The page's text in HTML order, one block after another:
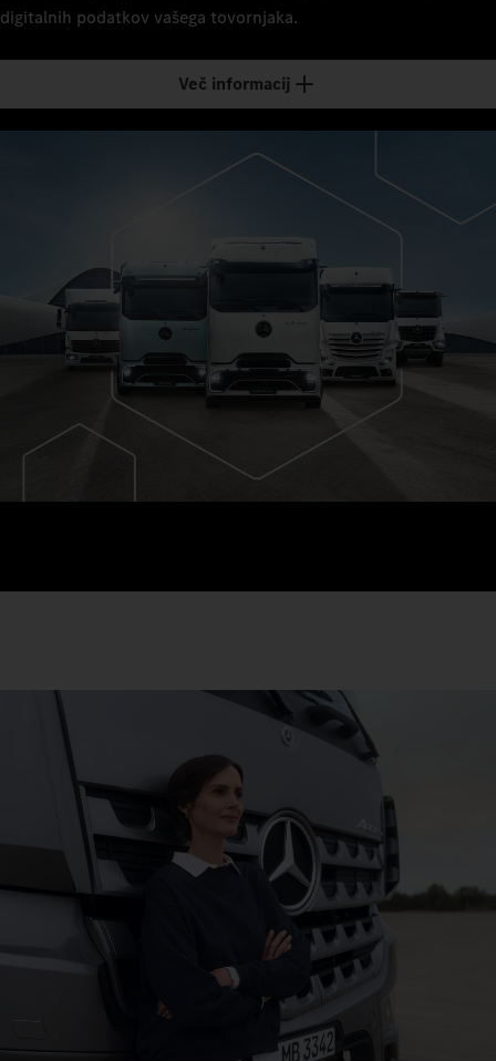
digitalnih podatkov vašega tovornjaka.
Več informacij